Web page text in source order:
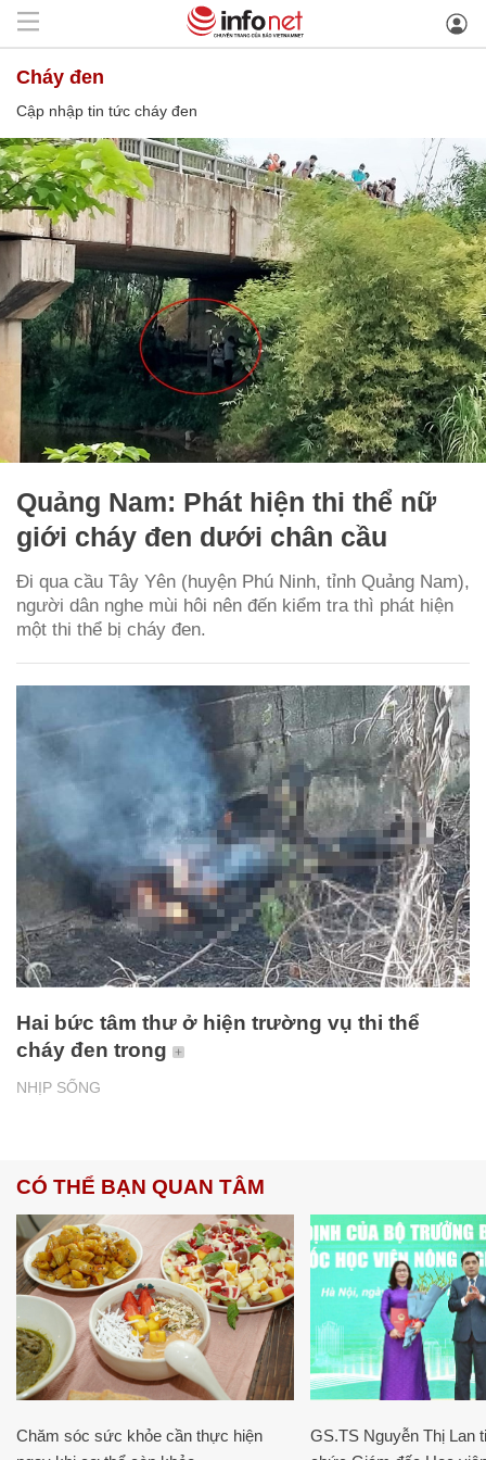
cháy đen
Cập nhập tin tức cháy đen
Quảng Nam: Phát hiện thi thể nữ
giới cháy đen dưới chân cầu
Đi qua cầu Tây Yên (huyện Phú Ninh, tỉnh Quảng Nam),
người dân nghe mùi hôi nên đến kiểm tra thì phát hiện
một thi thể bị cháy đen.
NHỊP SỐNG
Hai bức tâm thư ở hiện trường vụ thi thể
cháy đen trong
CÓ THỂ BẠN QUAN TÂM
Chăm sóc sức khỏe cần thực hiện
GS.TS Nguyễn Thị Lan